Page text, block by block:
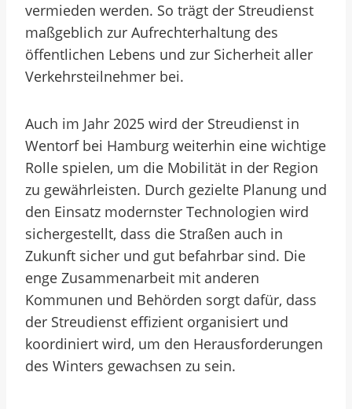
vermieden werden. So trägt der Streudienst
maßgeblich zur Aufrechterhaltung des
öffentlichen Lebens und zur Sicherheit aller
Verkehrsteilnehmer bei.
Auch im Jahr 2025 wird der Streudienst in
Wentorf bei Hamburg weiterhin eine wichtige
Rolle spielen, um die Mobilität in der Region
zu gewährleisten. Durch gezielte Planung und
den Einsatz modernster Technologien wird
sichergestellt, dass die Straßen auch in
Zukunft sicher und gut befahrbar sind. Die
enge Zusammenarbeit mit anderen
Kommunen und Behörden sorgt dafür, dass
der Streudienst effizient organisiert und
koordiniert wird, um den Herausforderungen
des Winters gewachsen zu sein.